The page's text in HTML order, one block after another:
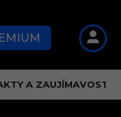
A ZAUJÍMAVOSTI